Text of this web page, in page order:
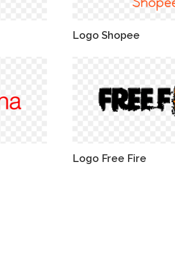
Logo Shopee
Logo Free Fire